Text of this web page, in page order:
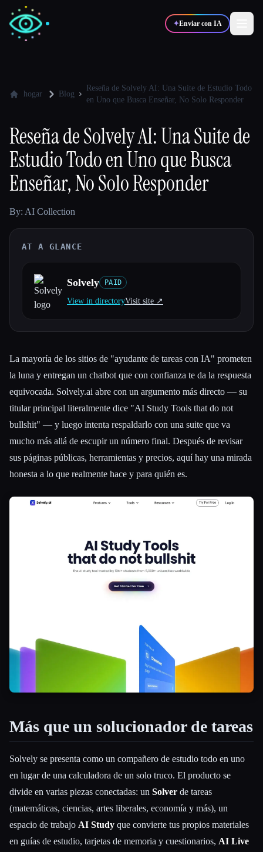
✦Enviar con IA
🎨 Diseñadores
Desarrolladores 📈 Marketers
🎓Estudiantes 🎬 Creadores
Blog
Todas las categorías
Esc
hogar Blog
Reseña de Solvely AI: Una Suite de Estudio Todo
en Uno que Busca Enseñar, No Solo Responder
Reseña de Solvely AI: Una Suite de
Estudio Todo en Uno que Busca
Enseñar, No Solo Responder
By: AI Collection
AT A GLANCE
Solvely PAID
View in directoryVisit site ↗︎
La mayoría de los sitios de "ayudante de tareas con IA" prometen
la luna y entregan un chatbot que con confianza te da la respuesta
equivocada. Solvely.ai abre con un argumento más directo — su
titular principal literalmente dice "AI Study Tools that do not
bullshit" — y luego intenta respaldarlo con una suite que va
mucho más allá de escupir un número final. Después de revisar
sus páginas públicas, herramientas y precios, aquí hay una mirada
honesta a lo que realmente hace y para quién es.
Más que un solucionador de tareas
Solvely se presenta como un compañero de estudio todo en uno
en lugar de una calculadora de un solo truco. El producto se
divide en varias piezas conectadas: un Solver de tareas
(matemáticas, ciencias, artes liberales, economía y más), un
espacio de trabajo AI Study que convierte tus propios materiales
en guías de estudio, tarjetas de memoria y cuestionarios, AI Live